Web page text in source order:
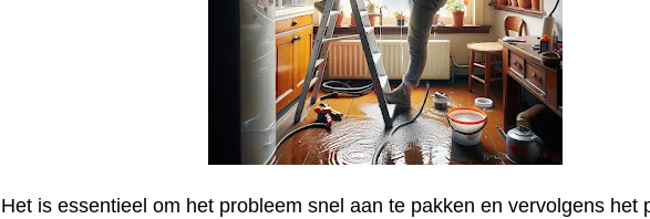
Het is essentieel om het probleem snel aan te pakken en vervolgens het